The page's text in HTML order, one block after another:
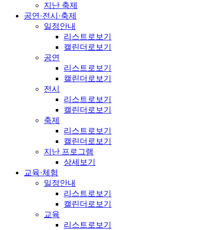
지난 축제
공연·전시·축제
일정안내
리스트로보기
캘린더로보기
공연
리스트로보기
캘린더로보기
전시
리스트로보기
캘린더로보기
축제
리스트로보기
캘린더로보기
지난 프로그램
상세보기
교육·체험
일정안내
리스트로보기
캘린더로보기
교육
리스트로보기